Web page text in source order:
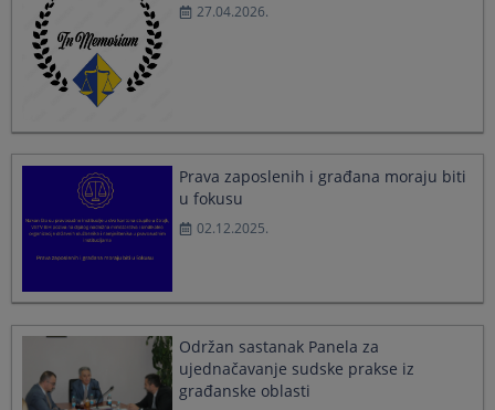
the
keyboard
shortcuts
changing
the
27.04.2026.
Prava zaposlenih i građana moraju biti
u fokusu
02.12.2025.
Održan sastanak Panela za
ujednačavanje sudske prakse iz
građanske oblasti